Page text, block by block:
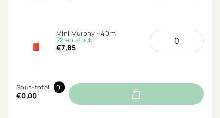
Mini Murphy - 40 ml
22 en stock
€7,85
Sous-total 0
€0,00